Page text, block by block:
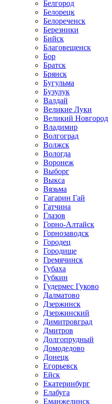
Белгород
Белорецк
Белореченск
Березники
Бийск
Благовещенск
Бор
Братск
Брянск
Бугульма
Бузулук
Валдай
Великие Луки
Великий Новгород
Владимир
Волгоград
Волжск
Вологда
Воронеж
Выборг
Выкса
Вязьма
Гагарин Гай
Гатчина
Глазов
Горно-Алтайск
Горнозаводск
Городец
Городище
Гремячинск
Губаха
Губкин
Гудермес Гуково
Далматово
Дзержинск
Дзержинский
Димитровград
Дмитров
Долгопрудный
Домодедово
Донецк
Егорьевск
Ейск
Екатеринбург
Елабуга
Еманжелинск